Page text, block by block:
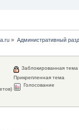
» Административный
Заблокированная тема
Прикрепленная тема
Голосование